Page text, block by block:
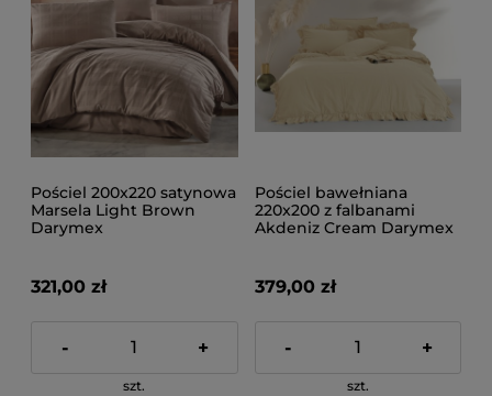
Pościel 200x220 satynowa
Marsela Light Brown
Darymex
321,00 zł
- +
szt.
Pościel bawełniana
220x200 z falbanami
Akdeniz Cream Darymex
379,00 zł
- +
szt.